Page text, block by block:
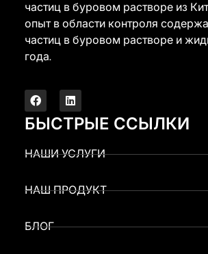
частиц в буровом растворе из
опыт в области контроля
частиц в буровом растворе и
года.
БЫСТРЫЕ ССЫЛКИ
НАШИ УСЛУГИ
НАШ ПРОДУКТ
БЛОГ